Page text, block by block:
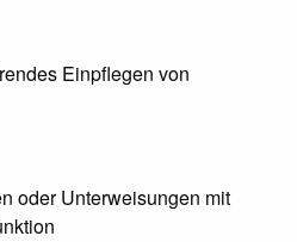
Einpflegen von
oder Unterweisungen mit